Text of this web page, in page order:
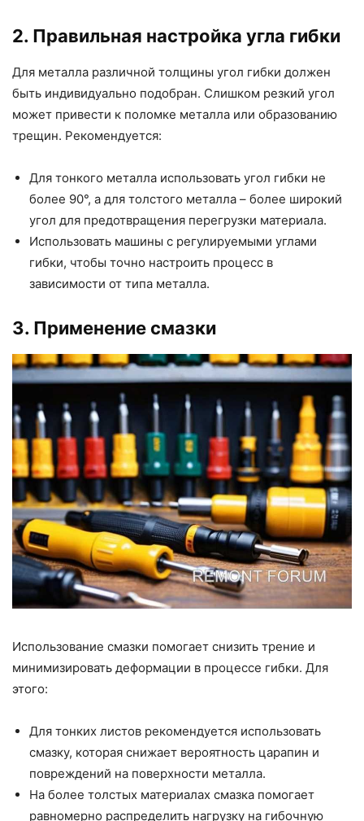
2. Правильная настройка угла гибки
Для металла различной толщины угол гибки должен
быть индивидуально подобран. Слишком резкий угол
может привести к поломке металла или образованию
трещин. Рекомендуется:
Для тонкого металла использовать угол гибки не
более 90°, а для толстого металла – более широкий
угол для предотвращения перегрузки материала.
Использовать машины с регулируемыми углами
гибки, чтобы точно настроить процесс в
зависимости от типа металла.
3. Применение смазки
Использование смазки помогает снизить трение и
минимизировать деформации в процессе гибки. Для
этого:
Для тонких листов рекомендуется использовать
смазку, которая снижает вероятность царапин и
повреждений на поверхности металла.
На более толстых материалах смазка помогает
равномерно распределить нагрузку на гибочную